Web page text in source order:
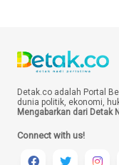
Detak.co adalah Portal
dunia politik, ekonomi,
Mengabarkan dari Detak
Connect with us!